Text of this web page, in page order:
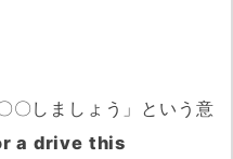
〇しましょう」という意
a drive this